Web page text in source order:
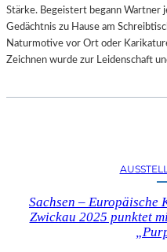
Stärke. Begeistert begann Wartner
Gedächtnis zu Hause am
Naturmotive vor Ort oder
Zeichnen wurde zur Leidenschaft
Sachsen – Europäische
Zwickau 2025 punktet